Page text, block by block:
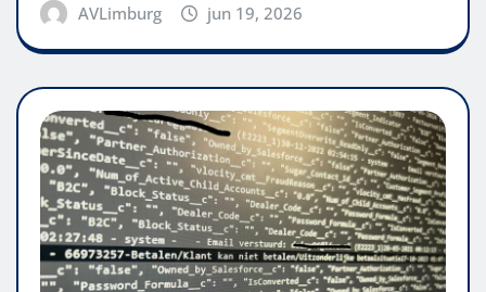
AVLimburg jun 19, 2026